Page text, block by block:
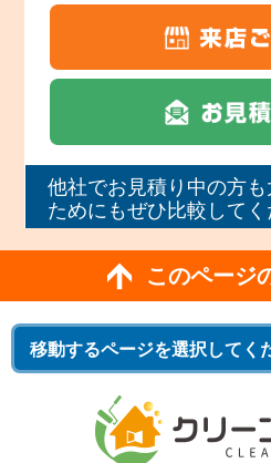
他社でお見積り中の方
ためにもぜひ比較してく
このページ